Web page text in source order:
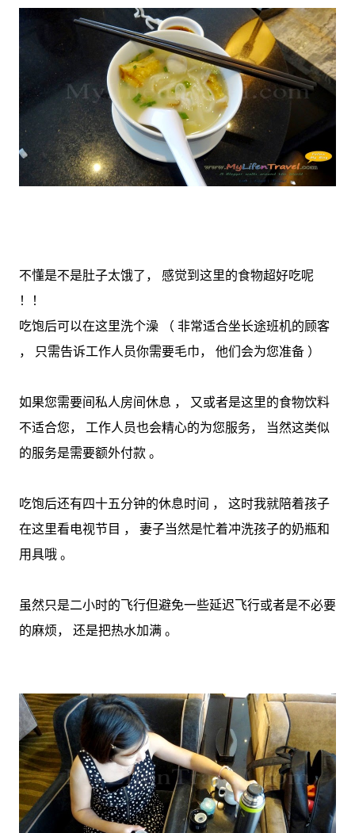
不懂是不是肚子太饿了， 感觉到这里的食物超好吃呢
！！
吃饱后可以在这里洗个澡 （ 非常适合坐长途班机的顾客
， 只需告诉工作人员你需要毛巾， 他们会为您准备 ）
如果您需要间私人房间休息 ， 又或者是这里的食物饮料
不适合您， 工作人员也会精心的为您服务， 当然这类似
的服务是需要额外付款 。
吃饱后还有四十五分钟的休息时间 ， 这时我就陪着孩子
在这里看电视节目 ， 妻子当然是忙着冲洗孩子的奶瓶和
用具哦 。
虽然只是二小时的飞行但避免一些延迟飞行或者是不必要
的麻烦， 还是把热水加满 。